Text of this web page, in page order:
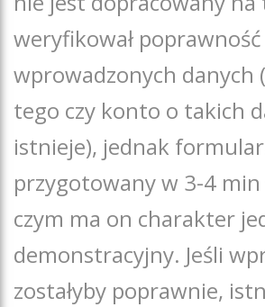
weryfikował poprawność
wprowadzonych danych
tego czy konto o takich
istnieje), jednak
przygotowany w 3-4 min
czym ma on charakter
demonstracyjny. Jeśli
zostałyby poprawnie,